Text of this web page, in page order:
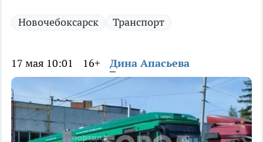
Новочебоксарск Транспорт
17 мая 10:01 16+ Дина Апасьева